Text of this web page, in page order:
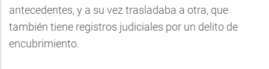
antecedentes, y a su vez trasladaba a otra, que
también tiene registros judiciales por un delito de
encubrimiento.